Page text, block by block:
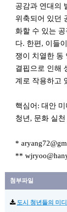
공감과 연대의
위축되어 있던
화할 수 있는
다. 한편, 이들
쟁이 치열한 동
결핍으로 인해
계로 작용하고
핵심어: 대안
청년, 문화 실천
*
**
첨부파일
도시 청년들의 미